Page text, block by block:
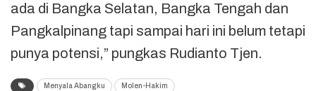
ada di Bangka Selatan, Bangka Tengah dan
Pangkalpinang tapi sampai hari ini belum tetapi
punya potensi,” pungkas Rudianto Tjen.
Menyala Abangku Molen-Hakim